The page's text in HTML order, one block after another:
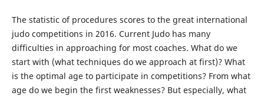
The statistic of procedures scores to the great international
judo competitions in 2016. Current Judo has many
difficulties in approaching for most coaches. What do we
start with (what techniques do we approach at first)? What
is the optimal age to participate in competitions? From what
age do we begin the first weaknesses? But especially, what